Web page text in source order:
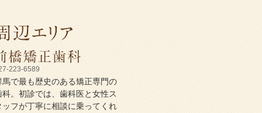
223-6589
馬で最も歴史のある矯正専門の
科。初診では、歯科医と女性ス
ッフが丁寧に相談に乗ってくれ